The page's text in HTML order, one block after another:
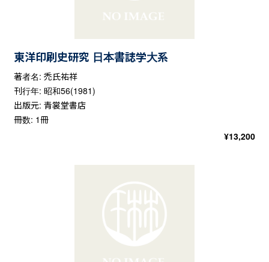
東洋印刷史研究 日本書誌学大系
著者名: 禿氏祐祥
刊行年: 昭和56(1981)
出版元: 青裳堂書店
冊数: 1冊
¥13,200